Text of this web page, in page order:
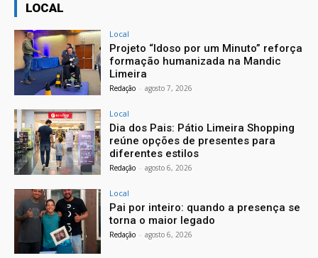
LOCAL
Local
Projeto “Idoso por um Minuto” reforça
formação humanizada na Mandic
Limeira
Redação - agosto 7, 2026
Local
Dia dos Pais: Pátio Limeira Shopping
reúne opções de presentes para
diferentes estilos
Redação - agosto 6, 2026
Local
Pai por inteiro: quando a presença se
torna o maior legado
Redação - agosto 6, 2026